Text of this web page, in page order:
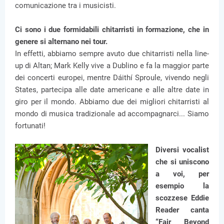
comunicazione tra i musicisti.
Ci sono i due formidabili chitarristi in formazione, che in
genere si alternano nei tour.
In effetti, abbiamo sempre avuto due chitarristi nella line-
up di Altan; Mark Kelly vive a Dublino e fa la maggior parte
dei concerti europei, mentre Dáithí Sproule, vivendo negli
States, partecipa alle date americane e alle altre date in
giro per il mondo. Abbiamo due dei migliori chitarristi al
mondo di musica tradizionale ad accompagnarci... Siamo
fortunati!
Diversi vocalist
che si uniscono
a voi, per
esempio la
scozzese Eddie
Reader canta
“Fair Beyond